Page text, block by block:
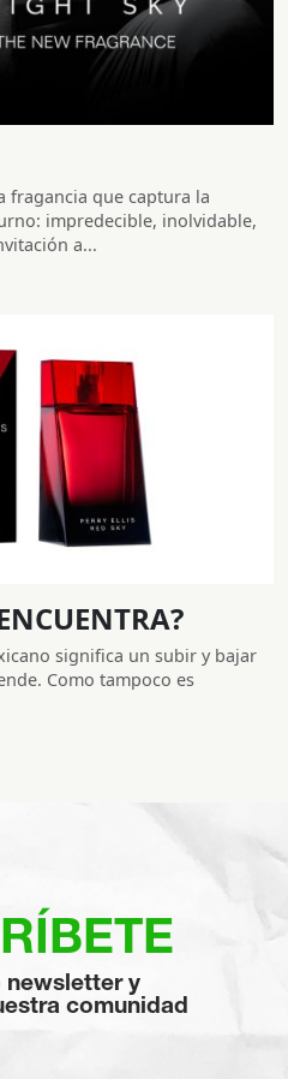
fragancia que captura la
impredecible, inolvidable,
a...
significa un subir y bajar
Como tampoco es
newsletter y
comunidad